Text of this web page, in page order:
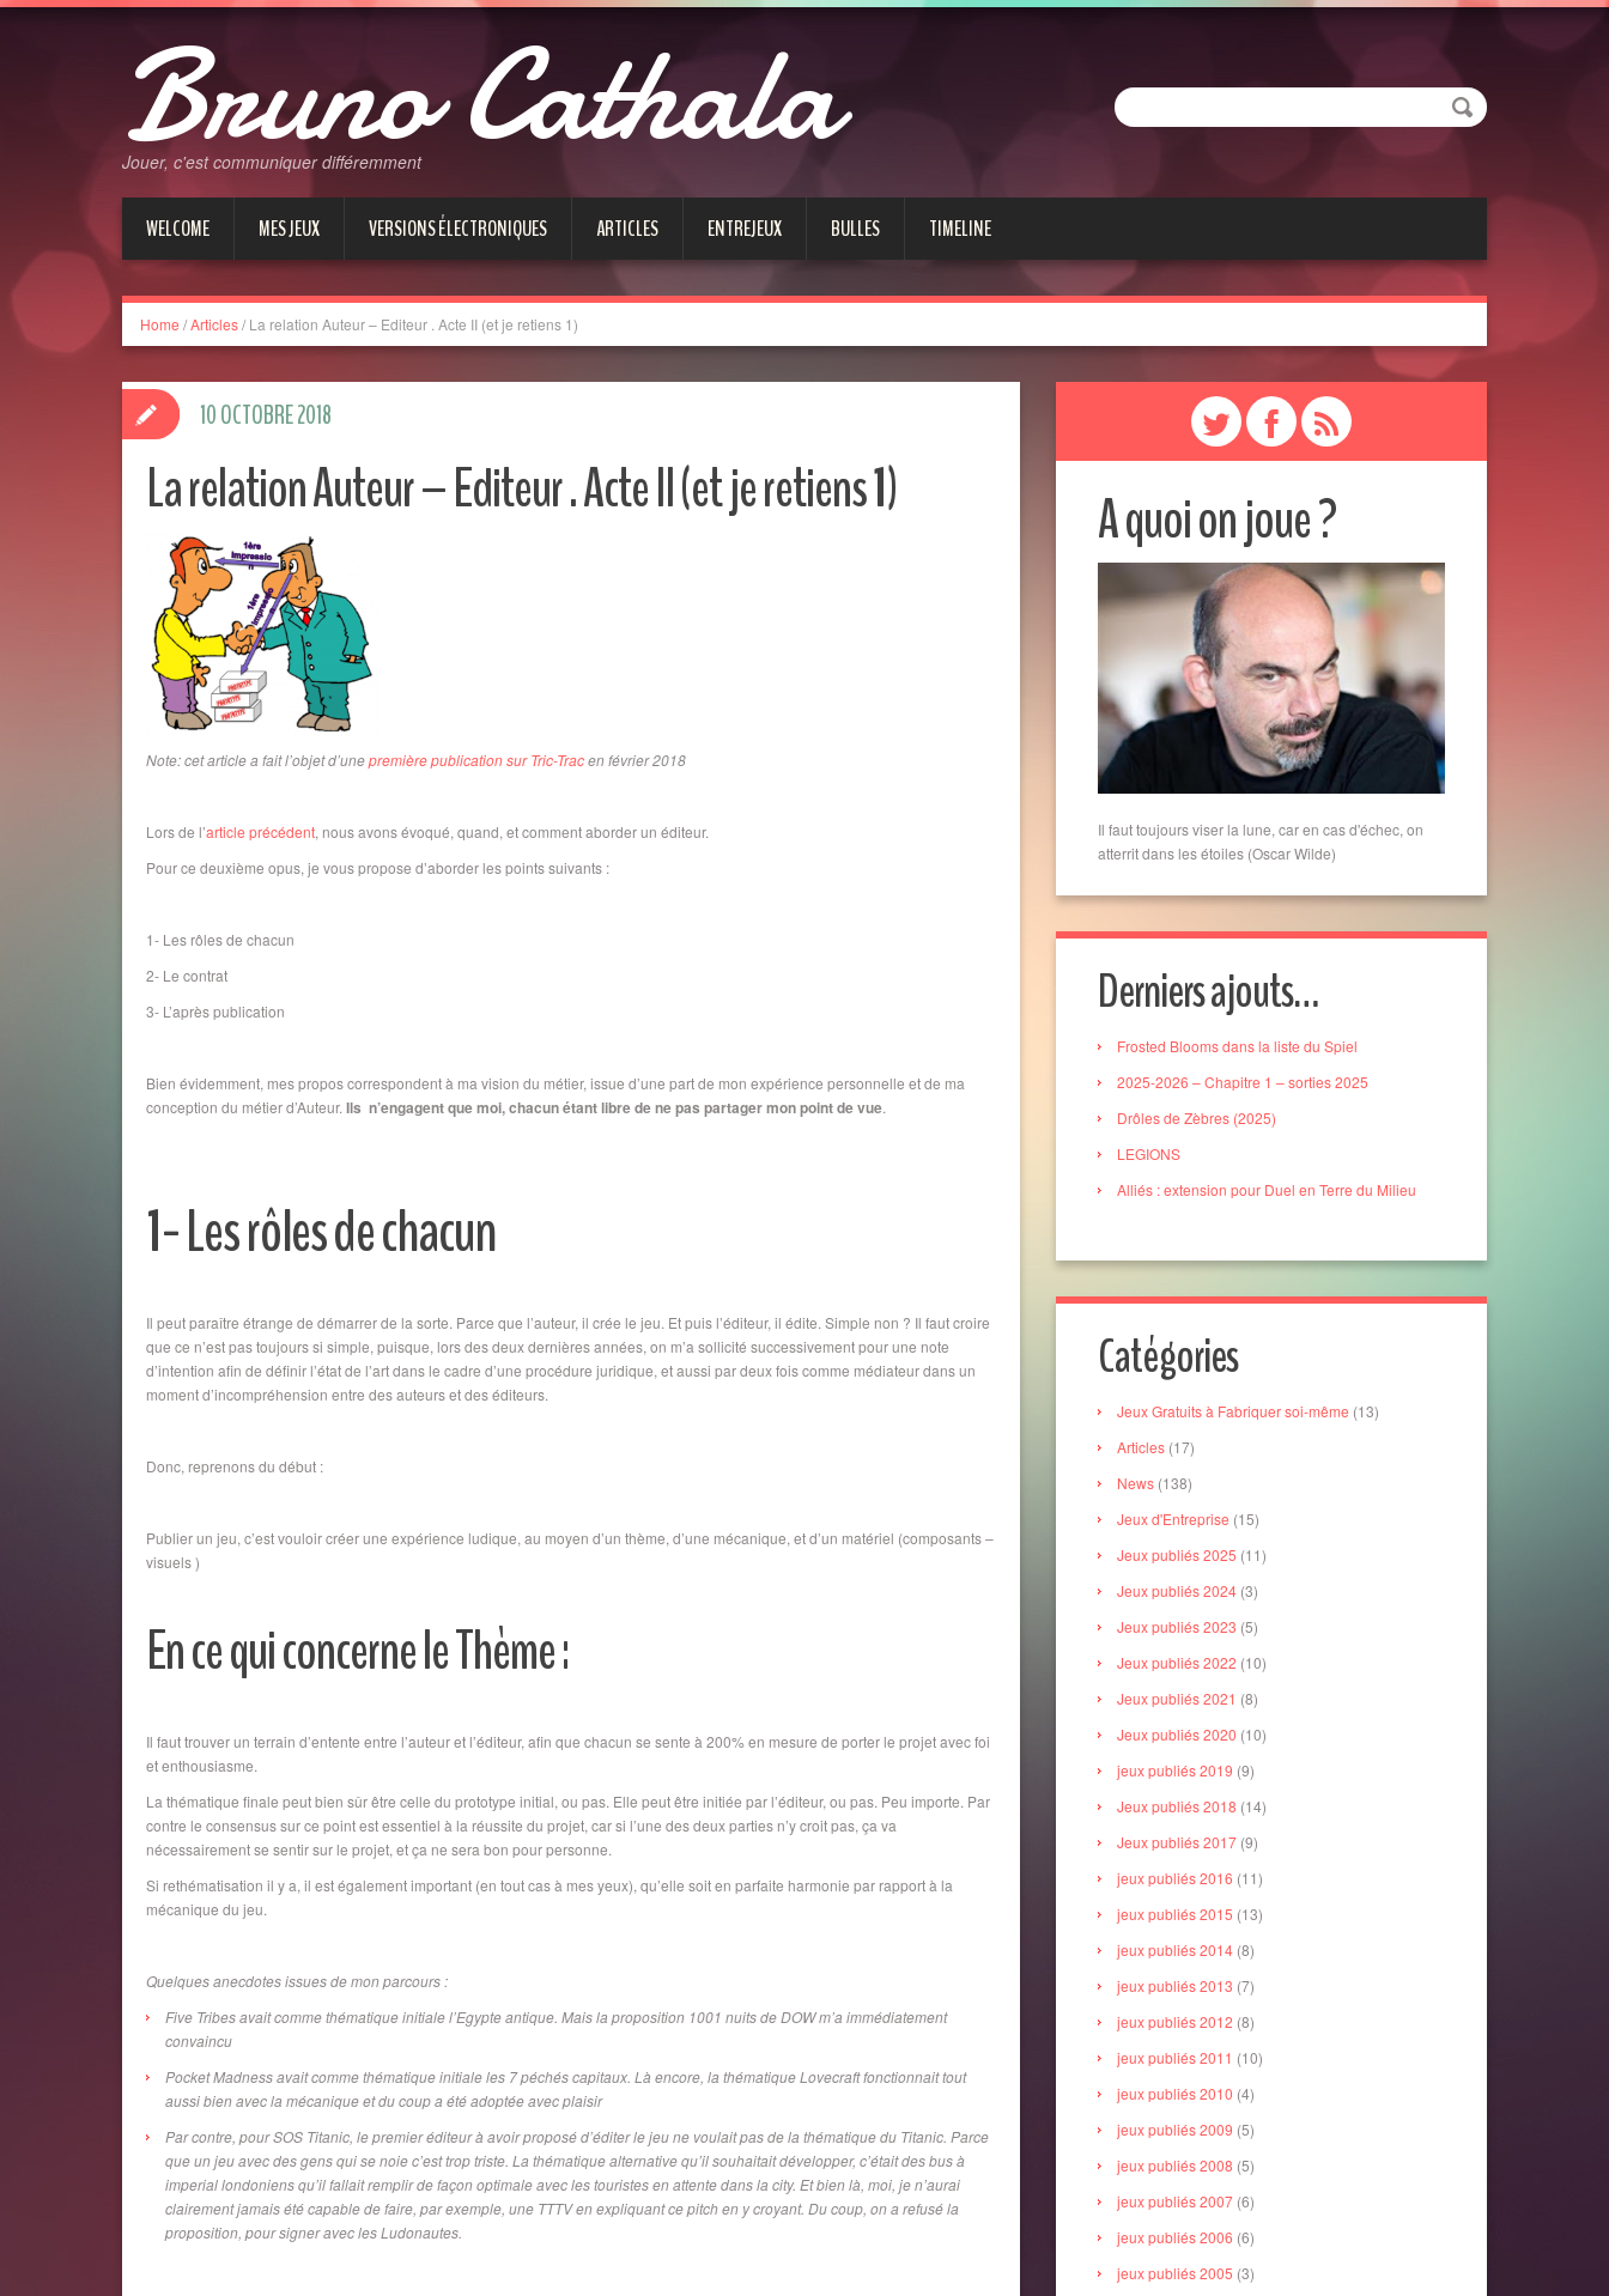
Bruno Cathala
Jouer, c'est communiquer différemment
WELCOME MES JEUX VERSIONS ÉLECTRONIQUES ARTICLES ENTREJEUX BULLES TIMELINE
Home /Articles/ La relation Auteur – Editeur . Acte II (et je retiens 1)
La relation Auteur – Editeur . Acte II (et je retiens 1)
Note: cet article a fait l’objet d’unepremière publication sur Tric-Tracen février 2018
Lors de l’article précédent, nous avons évoqué, quand, et comment aborder un éditeur.
Pour ce deuxième opus, je vous propose d’aborder les points suivants :
1- Les rôles de chacun
2- Le contrat
3- L’après publication
Bien évidemment, mes propos correspondent à ma vision du métier, issue d’une part de mon expérience personnelle et de ma
conception du métier d’Auteur. Ils n’engagent que moi, chacun étant libre de ne pas partager mon point de vue.
1- Les rôles de chacun
Il peut paraître étrange de démarrer de la sorte. Parce que l’auteur, il crée le jeu. Et puis l’éditeur, il édite. Simple non ? Il faut croire
que ce n’est pas toujours si simple, puisque, lors des deux dernières années, on m’a sollicité successivement pour une note
d’intention afin de définir l’état de l’art dans le cadre d’une procédure juridique, et aussi par deux fois comme médiateur dans un
moment d’incompréhension entre des auteurs et des éditeurs.
Donc, reprenons du début :
Publier un jeu, c’est vouloir créer une expérience ludique, au moyen d’un thème, d’une mécanique, et d’un matériel (composants –
visuels )
En ce qui concerne le Thème :
Il faut trouver un terrain d’entente entre l’auteur et l’éditeur, afin que chacun se sente à 200% en mesure de porter le projet avec foi
et enthousiasme.
La thématique finale peut bien sûr être celle du prototype initial, ou pas. Elle peut être initiée par l’éditeur, ou pas. Peu importe. Par
contre le consensus sur ce point est essentiel à la réussite du projet, car si l’une des deux parties n’y croit pas, ça va
nécessairement se sentir sur le projet, et ça ne sera bon pour personne.
Si rethématisation il y a, il est également important (en tout cas à mes yeux), qu’elle soit en parfaite harmonie par rapport à la
mécanique du jeu.
Quelques anecdotes issues de mon parcours :
Five Tribes avait comme thématique initiale l’Egypte antique. Mais la proposition 1001 nuits de DOW m’a immédiatement
convaincu
Pocket Madness avait comme thématique initiale les 7 péchés capitaux. Là encore, la thématique Lovecraft fonctionnait tout
aussi bien avec la mécanique et du coup a été adoptée avec plaisir
Par contre, pour SOS Titanic, le premier éditeur à avoir proposé d’éditer le jeu ne voulait pas de la thématique du Titanic. Parce
que un jeu avec des gens qui se noie c’est trop triste. La thématique alternative qu’il souhaitait développer, c’était des bus à
imperial londoniens qu’il fallait remplir de façon optimale avec les touristes en attente dans la city. Et bien là, moi, je n’aurai
clairement jamais été capable de faire, par exemple, une TTTV en expliquant ce pitch en y croyant. Du coup, on a refusé la
proposition, pour signer avec les Ludonautes.
10 OCTOBRE 2018
A quoi on joue ?
Il faut toujours viser la lune, car en cas d'échec, on
atterrit dans les étoiles (Oscar Wilde)
Derniers ajouts…
Frosted Blooms dans la liste du Spiel
2025-2026 – Chapitre 1 – sorties 2025
Drôles de Zèbres (2025)
LEGIONS
Alliés : extension pour Duel en Terre du Milieu
Catégories
Jeux Gratuits à Fabriquer soi-même (13)
Articles (17)
News (138)
Jeux d'Entreprise (15)
Jeux publiés 2025 (11)
Jeux publiés 2024 (3)
Jeux publiés 2023 (5)
Jeux publiés 2022 (10)
Jeux publiés 2021 (8)
Jeux publiés 2020 (10)
jeux publiés 2019 (9)
Jeux publiés 2018 (14)
Jeux publiés 2017 (9)
jeux publiés 2016 (11)
jeux publiés 2015 (13)
jeux publiés 2014 (8)
jeux publiés 2013 (7)
jeux publiés 2012 (8)
jeux publiés 2011 (10)
jeux publiés 2010 (4)
jeux publiés 2009 (5)
jeux publiés 2008 (5)
jeux publiés 2007 (6)
jeux publiés 2006 (6)
jeux publiés 2005 (3)